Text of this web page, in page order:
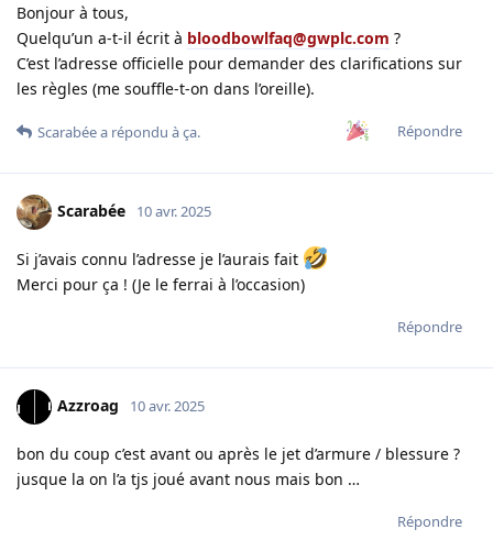
Bonjour à tous,
Quelqu’un a-t-il écrit à bloodbowlfaq@gwplc.com ?
C’est l’adresse officielle pour demander des clarifications sur
les règles (me souffle-t-on dans l’oreille).
Répondre
Scarabéea répondu à ça.
Scarabée 10 avr. 2025
Si j’avais connu l’adresse je l’aurais fait
Merci pour ça ! (Je le ferrai à l’occasion)
Répondre
Azzroag 10 avr. 2025
bon du coup c’est avant ou après le jet d’armure / blessure ?
jusque la on l’a tjs joué avant nous mais bon …
Répondre